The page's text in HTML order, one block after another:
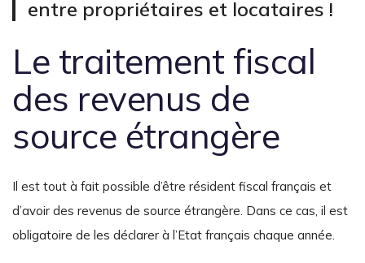
entre propriétaires et locataires !
Le traitement fiscal
des revenus de
source étrangère
Il est tout à fait possible d’être résident fiscal français et
d’avoir des revenus de source étrangère. Dans ce cas, il est
obligatoire de les déclarer à l’Etat français chaque année.